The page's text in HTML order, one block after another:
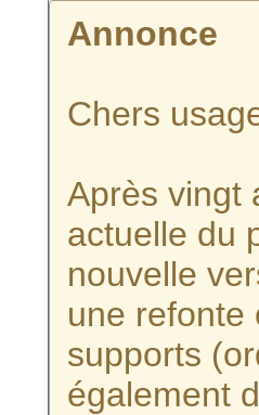
Annonce
Chers
Après vingt
actuelle du
nouvelle
une refonte
supports
également